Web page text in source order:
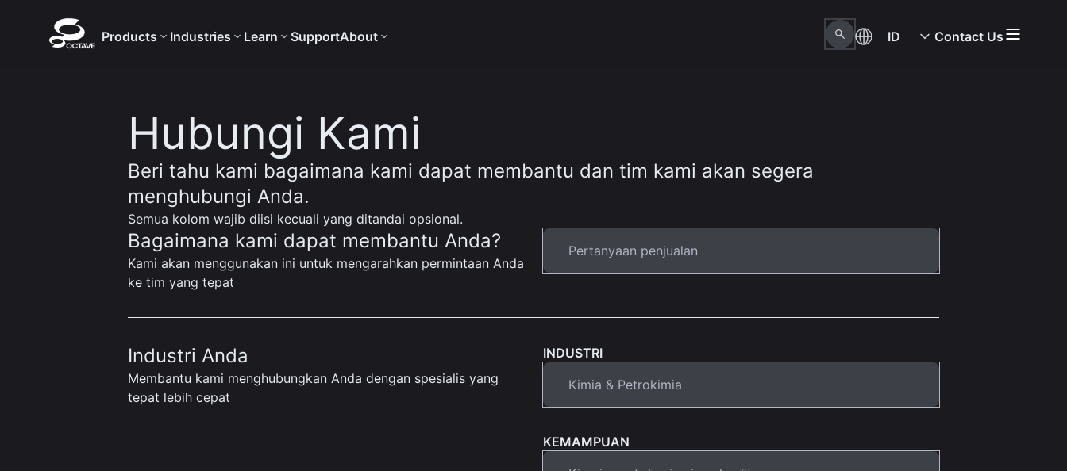
Products Industries Learn SupportAbout ID Contact Us
Hubungi Kami
Beri tahu kami bagaimana kami dapat membantu dan tim kami akan segera
menghubungi Anda.
Semua kolom wajib diisi kecuali yang ditandai opsional.
Bagaimana kami dapat membantu Anda?
Kami akan menggunakan ini untuk mengarahkan permintaan Anda
ke tim yang tepat
Industri Anda
Membantu kami menghubungkan Anda dengan spesialis yang
tepat lebih cepat
INDUSTRI
KEMAMPUAN